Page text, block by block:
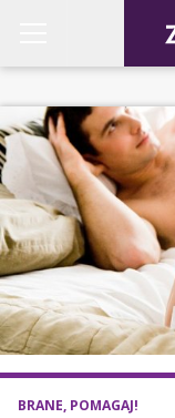
BRANE, POMAGAJ!